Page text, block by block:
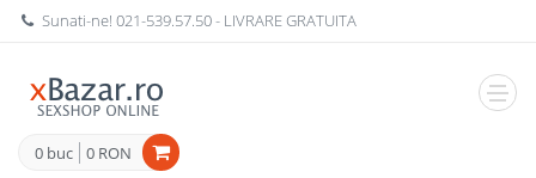
Sunati-ne!021-539.57.50- LIVRARE GRATUITA
0 buc 0 RON